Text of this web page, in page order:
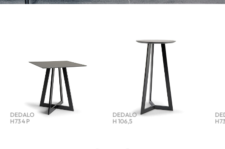
DEDALO
H73 4 P
DEDALO
H 106,5